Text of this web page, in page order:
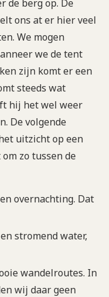
de berg op. De
ons at er hier veel
We mogen
we de tent
zijn komt er een
steeds wat
hij het wel weer
De volgende
uitzicht op een
zo tussen de
overnachting. Dat
stromend water,
wandelroutes. In
wij daar geen